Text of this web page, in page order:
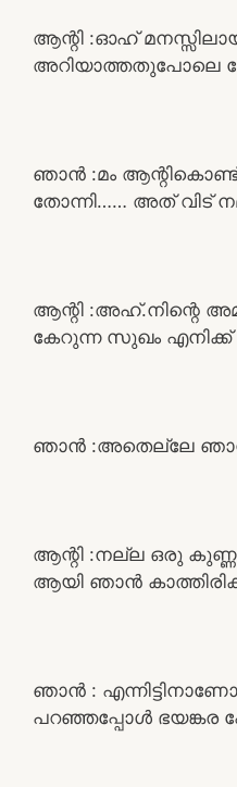
ആന്റി :ഓഹ്
അറിയാത്തതുപോലെ
ഞാൻ :മം ആന്റികൊണ്ട്
തോന്നി…… അത് വിട്
ആന്റി :അഹ്.നിന്റെ
കേറുന്ന സുഖം എനിക്ക്
ഞാൻ :അതെല്ലേ
ആന്റി :നല്ല ഒരു കുണ്ണ
ആയി ഞാൻ
ഞാൻ :
പറഞ്ഞപ്പോൾ ഭയങ്കര